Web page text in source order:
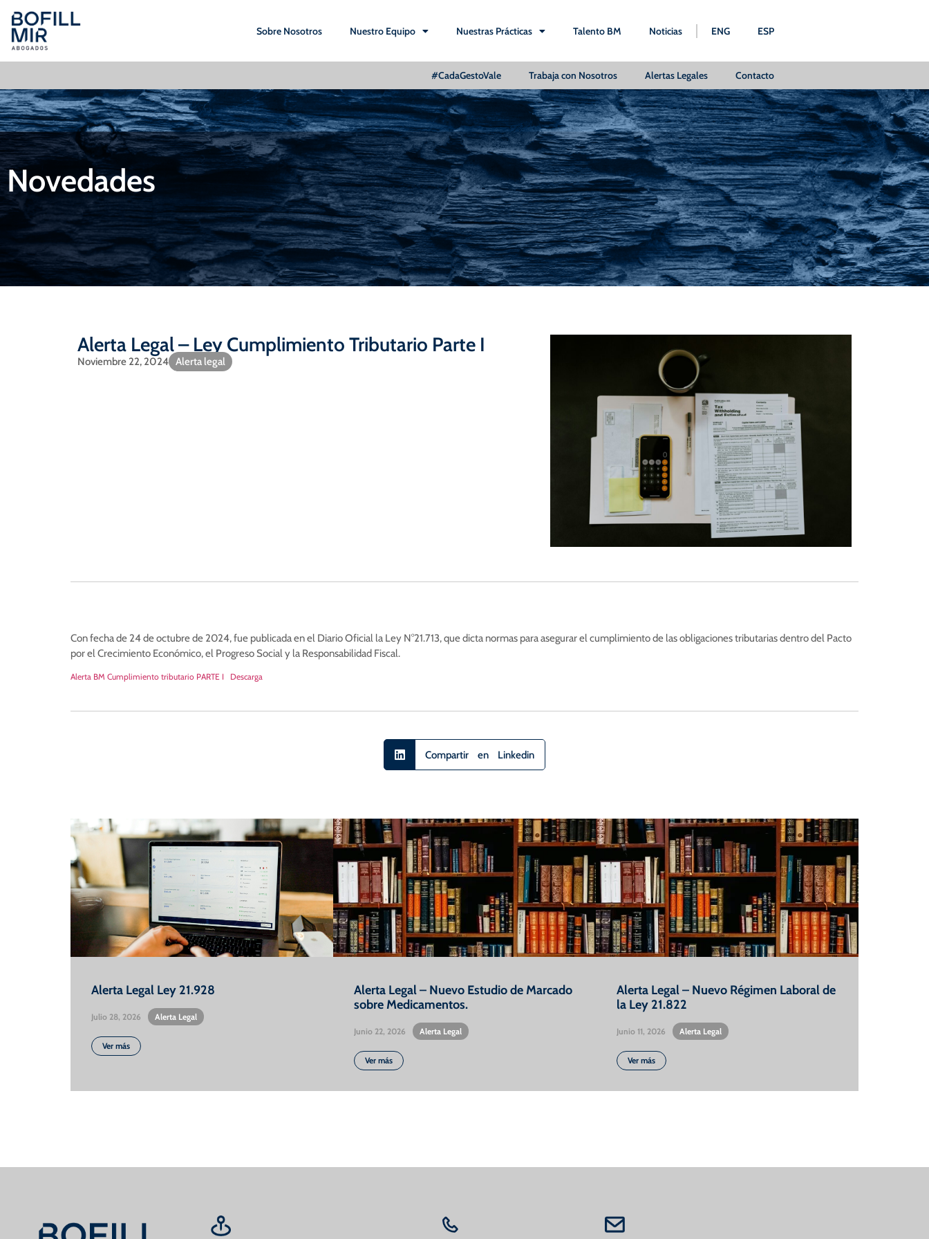
Sobre Nosotros Nuestro Equipo Nuestras Prácticas Talento BM Noticias ENG ESP
#CadaGestoVale Trabaja con Nosotros Alertas Legales Contacto
Novedades
Alerta Legal – Ley Cumplimiento Tributario Parte I
Noviembre 22, 2024 Alerta legal
Con fecha de 24 de octubre de 2024, fue publicada en el Diario Oficial la Ley N°21.713, que dicta normas para asegurar el cumplimiento de las obligaciones tributarias dentro del Pacto
por el Crecimiento Económico, el Progreso Social y la Responsabilidad Fiscal.
Alerta BM Cumplimiento tributario PARTE I Descarga
Compartir en Linkedin
Alerta Legal Ley 21.928
Julio 28, 2026 Alerta Legal
Ver más
Alerta Legal – Nuevo Estudio de Marcado
sobre Medicamentos.
Junio 22, 2026 Alerta Legal
Ver más
Alerta Legal – Nuevo Régimen Laboral de
la Ley 21.822
Junio 11, 2026 Alerta Legal
Ver más